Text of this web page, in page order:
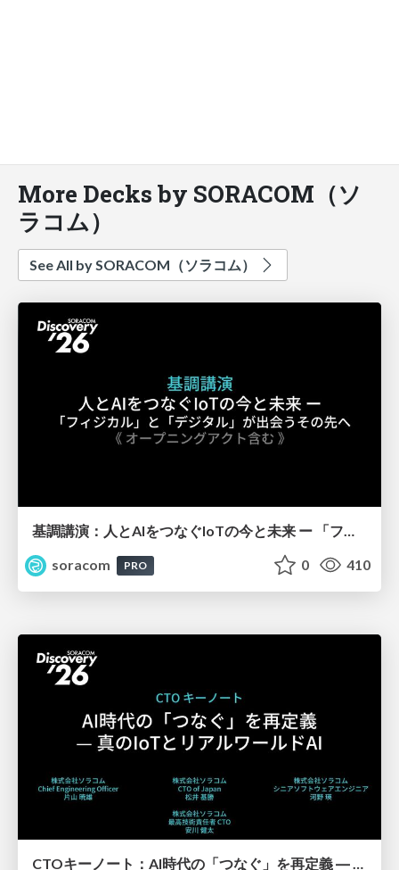
More Decks by SORACOM（ソ
ラコム）
See All by SORACOM（ソラコム）
基調講演：人とAIをつなぐIoTの今と未来 ー 「フィジカル」と「デジタル」が出会うその先へ【SORACOM Discovery 2026】
soracom
PRO 0 410